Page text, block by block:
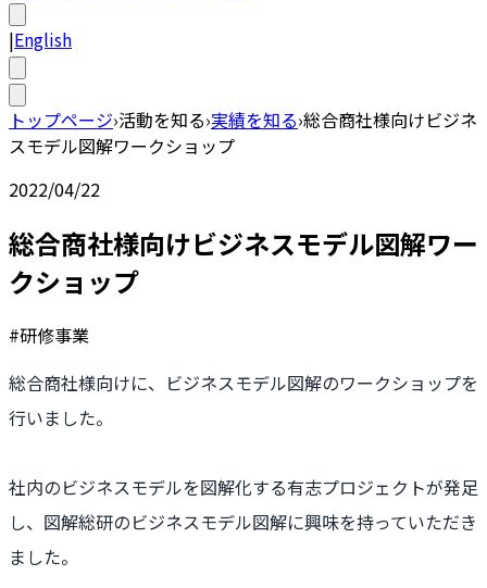
|English
トップページ›活動を知る›実績を知る›総合商社様向けビジネ
スモデル図解ワークショップ
2022/04/22
総合商社様向けビジネスモデル図解ワー
クショップ
#研修事業
総合商社様向けに、ビジネスモデル図解のワークショップを
行いました。
社内のビジネスモデルを図解化する有志プロジェクトが発足
し、図解総研のビジネスモデル図解に興味を持っていただき
ました。